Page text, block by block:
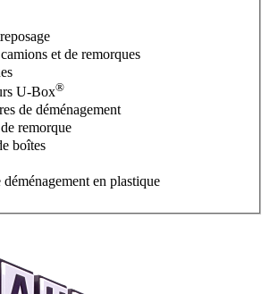
et de remorques
U-Box®
de déménagement
remorque
boîtes
en plastique